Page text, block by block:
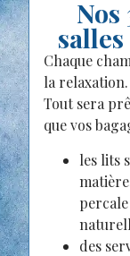
Nos
Chaque
la relaxation.
Tout sera
que vos
les lits
des